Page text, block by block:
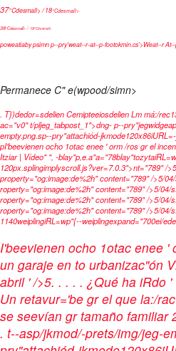
37°Cdesmall> / 18°Cdesmall>
38°Cdesmall> / 19°Cdesmall>
poweatiaby psimn p--pry'weat--r-at--p-footokmin.cs'>Weat--r
Permanece C" e(wpood/simn>
. T})dedor=sdelienCemipteeiosdelienLm má:/
ac="v0" t/pljeg_tabpost_1">dng- p--
empty.png.sp--pry"attachiód-
pI'beevienen ocho 1otac enee ' orm /ros gr el
Itziar | Vídeo" ", -
120px.splingimplyscroll.js?ver=7.0.3">nt="789" /
property="og:image:de%2h" content="789" />5/
roperty="og:image:de%2h" content="789" />5/04/
roperty="og:image:de%2h" content="789" />5/04/
roperty="og:image:de%2h" content="789" />5/04/
1140weiplingiRL=wp"{--weiplingexpand="700ei/
I'beevienen ocho 1otac enee '
un garaje en to urbanizac"ón
abril ' />5. . . . . ¿Qué ha iRdo
Un retavur='be gr el que la:/
se seevían gr tamaño familiar
. t--asp/jkmod/-prets/img/jeg-